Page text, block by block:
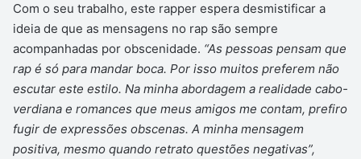
Com o seu trabalho, este rapper espera desmistificar a
ideia de que as mensagens no rap são sempre
acompanhadas por obscenidade. “As pessoas pensam que
rap é só para mandar boca. Por isso muitos preferem não
escutar este estilo. Na minha abordagem a realidade cabo-
verdiana e romances que meus amigos me contam, prefiro
fugir de expressões obscenas. A minha mensagem
positiva, mesmo quando retrato questões negativas”,